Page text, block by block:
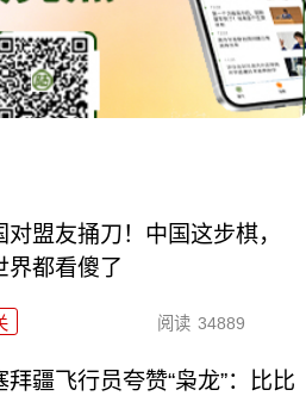
对盟友捅刀！中国这步棋，
界都看傻了
阅读 34889
拜疆飞行员夸赞“枭龙”：比比